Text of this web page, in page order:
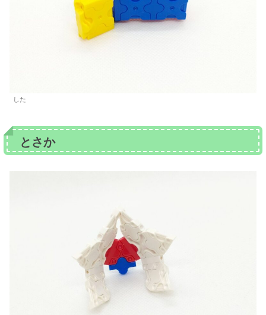
した
とさか